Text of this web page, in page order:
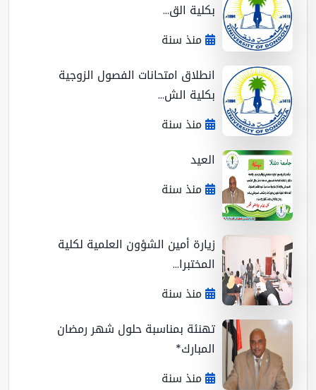
بكلية الق...
منذ سنة
انطلاق امتحانات الفصول الزوجية
بكلية الش...
منذ سنة
العيد
منذ سنة
زيارة أمين الشؤون العلمية لكلية
المختبرا...
منذ سنة
تهنئة بمناسبة حلول شهر رمضان
المبارك*
منذ سنة